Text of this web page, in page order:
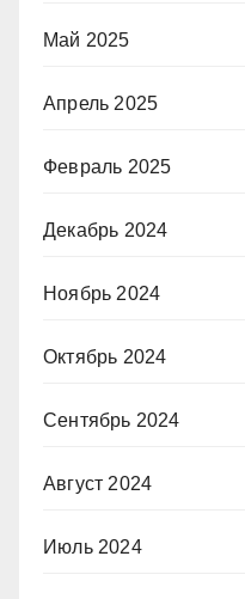
Май 2025
Апрель 2025
Февраль 2025
Декабрь 2024
Ноябрь 2024
Октябрь 2024
Сентябрь 2024
Август 2024
Июль 2024